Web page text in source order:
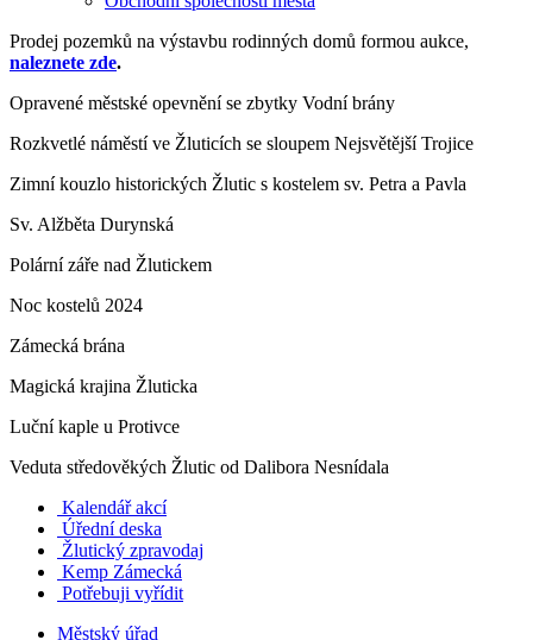
Prodej pozemků na výstavbu rodinných domů formou aukce,
naleznete zde.
Opravené městské opevnění se zbytky Vodní brány
Rozkvetlé náměstí ve Žluticích se sloupem Nejsvětější Trojice
Zimní kouzlo historických Žlutic s kostelem sv. Petra a Pavla
Sv. Alžběta Durynská
Polární záře nad Žlutickem
Noc kostelů 2024
Zámecká brána
Magická krajina Žluticka
Luční kaple u Protivce
Veduta středověkých Žlutic od Dalibora Nesnídala
Kalendář akcí
Úřední deska
Žlutický zpravodaj
Kemp Zámecká
Potřebuji vyřídit
Městský úřad